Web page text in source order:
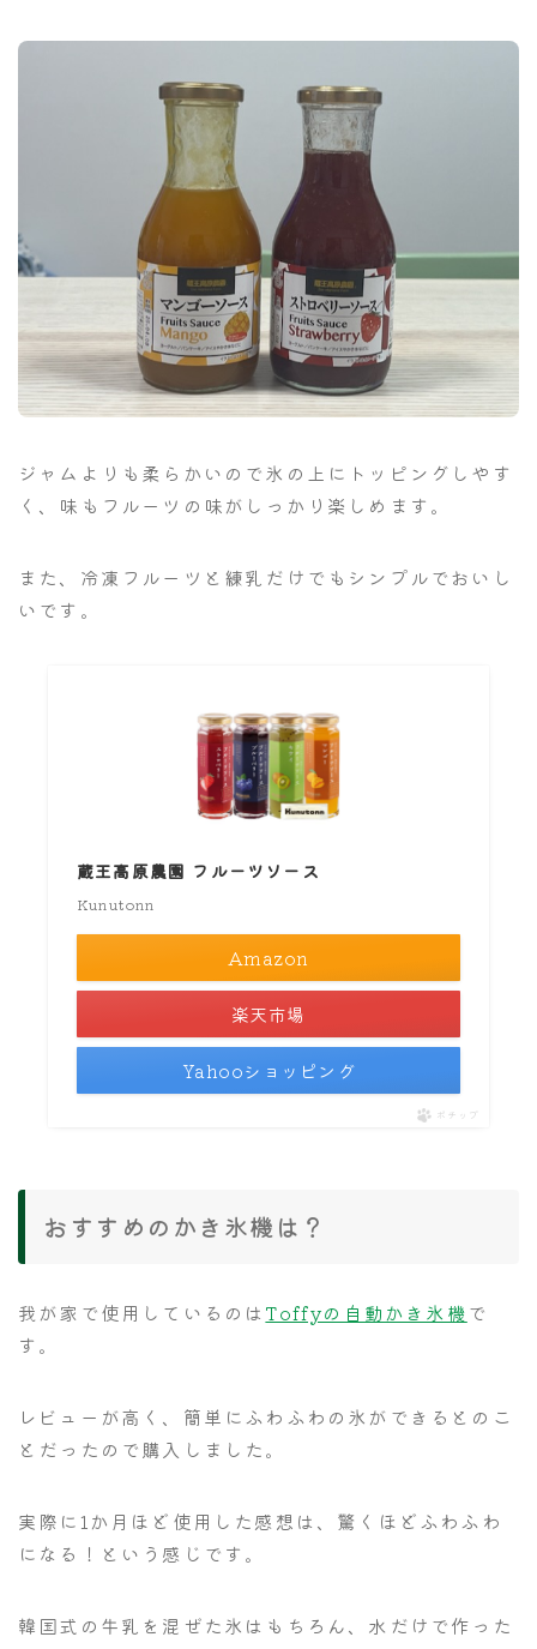
ジャムよりも柔らかいので氷の上にトッピングしやす
く、味もフルーツの味がしっかり楽しめます。
また、冷凍フルーツと練乳だけでもシンプルでおいし
いです。
蔵王高原農園 フルーツソース
Kunutonn
Amazon
楽天市場
Yahooショッピング
ポチップ
おすすめのかき氷機は？
我が家で使用しているのは Toffyの自動かき氷機で
す。
レビューが高く、簡単にふわふわの氷ができるとのこ
とだったので購入しました。
実際に1か月ほど使用した感想は、驚くほどふわふわ
になる！という感じです。
韓国式の牛乳を混ぜた氷はもちろん、水だけで作った